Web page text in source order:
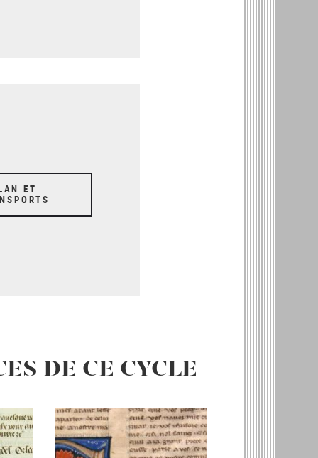
ET
DE CE CYCLE